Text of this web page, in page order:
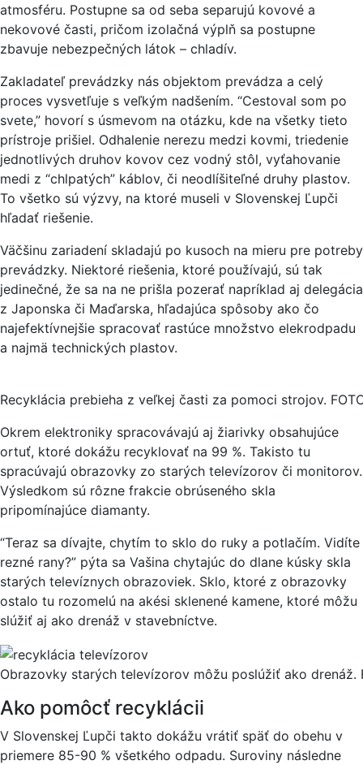
atmosféru. Postupne sa od seba separujú kovové a
nekovové časti, pričom izolačná výplň sa postupne
zbavuje nebezpečných látok – chladív.
Zakladateľ prevádzky nás objektom prevádza a celý
proces vysvetľuje s veľkým nadšením. “Cestoval som po
svete,” hovorí s úsmevom na otázku, kde na všetky tieto
prístroje prišiel. Odhalenie nerezu medzi kovmi, triedenie
jednotlivých druhov kovov cez vodný stôl, vyťahovanie
medi z “chlpatých” káblov, či neodlíšiteľné druhy plastov.
To všetko sú výzvy, na ktoré museli v Slovenskej Ľupči
hľadať riešenie.
Väčšinu zariadení skladajú po kusoch na mieru pre potreby
prevádzky. Niektoré riešenia, ktoré používajú, sú tak
jedinečné, že sa na ne prišla pozerať napríklad aj delegácia
z Japonska či Maďarska, hľadajúca spôsoby ako čo
najefektívnejšie spracovať rastúce množstvo elekrodpadu
a najmä technických plastov.
Recyklácia prebieha z veľkej časti za pomoci strojov.
Okrem elektroniky spracovávajú aj žiarivky obsahujúce
ortuť, ktoré dokážu recyklovať na 99 %. Takisto tu
spracúvajú obrazovky zo starých televízorov či monitorov.
Výsledkom sú rôzne frakcie obrúseného skla
pripomínajúce diamanty.
“Teraz sa dívajte, chytím to sklo do ruky a potlačím. Vidíte
rezné rany?” pýta sa Vašina chytajúc do dlane kúsky skla
starých televíznych obrazoviek. Sklo, ktoré z obrazovky
ostalo tu rozomelú na akési sklenené kamene, ktoré môžu
slúžiť aj ako drenáž v stavebníctve.
Obrazovky starých televízorov môžu poslúžiť ako drenáž.
Ako pomôcť recyklácii
V Slovenskej Ľupči takto dokážu vrátiť späť do obehu v
priemere 85-90 % všetkého odpadu. Suroviny následne